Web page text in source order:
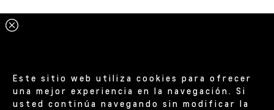
Este sitio web utiliza cookies para ofrecer
una mejor experiencia en la navegación. Si
usted continúa navegando sin modificar la